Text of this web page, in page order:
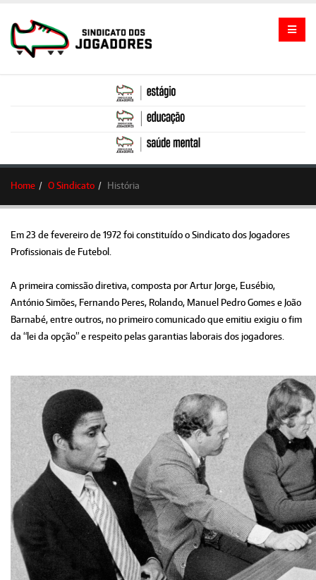
Home O Sindicato História
Em 23 de fevereiro de 1972 foi constituído o Sindicato dos Jogadores
Profissionais de Futebol.
A primeira comissão diretiva, composta por Artur Jorge, Eusébio,
António Simões, Fernando Peres, Rolando, Manuel Pedro Gomes e João
Barnabé, entre outros, no primeiro comunicado que emitiu exigiu o fim
da “lei da opção” e respeito pelas garantias laborais dos jogadores.